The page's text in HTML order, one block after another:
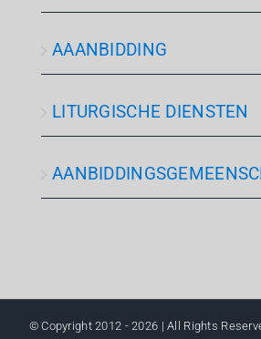
AAANBIDDING
LITURGISCHE DIENSTEN
© Copyright 2012 -2026 | All Rights